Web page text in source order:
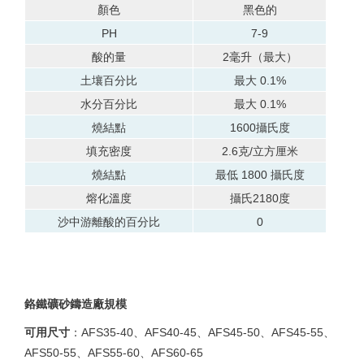
顏色
黑色的
PH
7-9
酸的量
2毫升（最大）
土壤百分比
最大 0.1%
水分百分比
最大 0.1%
燒結點
1600攝氏度
填充密度
2.6克/立方厘米
燒結點
最低 1800 攝氏度
熔化溫度
攝氏2180度
沙中游離酸的百分比
0
鉻鐵礦砂鑄造廠規模
可用尺寸 ：AFS35-40、AFS40-45、AFS45-50、AFS45-55、
AFS50-55、AFS55-60、AFS60-65